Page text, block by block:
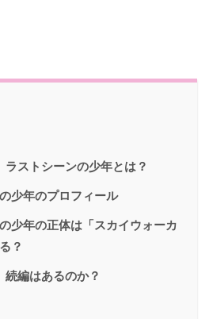
ラストシーンの少年とは？
少年のプロフィール
少年の正体は「スカイウォーカ
？
続編はあるのか？